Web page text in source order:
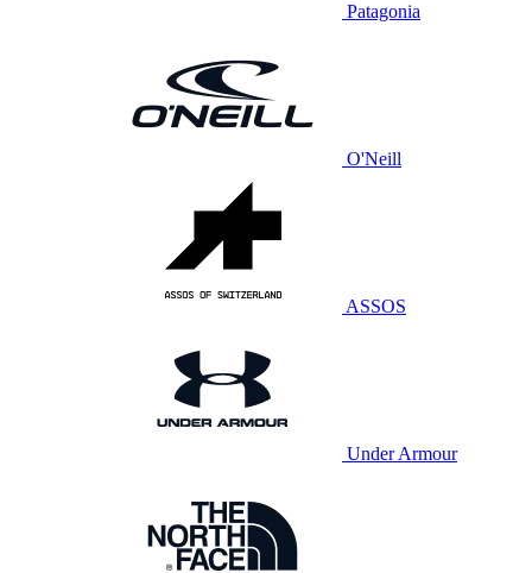
Patagonia
O'Neill
ASSOS
Under Armour